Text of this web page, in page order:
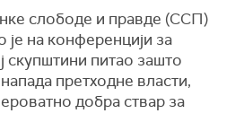
слободе и правде (ССП)
је на конференцији за
скупштини питао зашто
претходне власти,
добра ствар за